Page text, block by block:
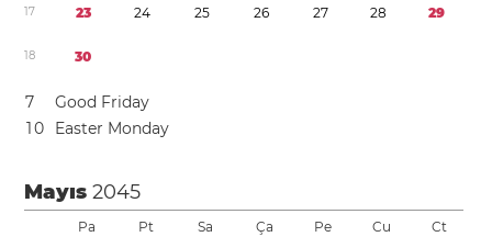
17 23 24 25 26 27 28 29
18 30
7
Good Friday
10 Easter Monday
Mayıs2045
Pa Pt Sa Ça Pe Cu Ct